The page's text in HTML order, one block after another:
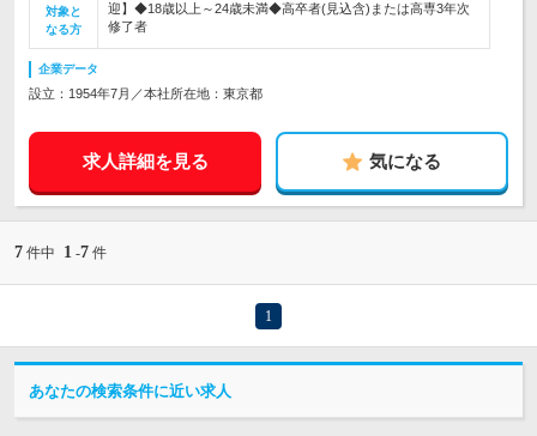
対象と
なる方
迎】◆18歳以上～24歳未満◆高卒者(見込含)または高専3年次
修了者
企業データ
設立：1954年7月／本社所在地：東京都
求人詳細を見る 気になる
7 件中 1 -7 件
1
あなたの検索条件に近い求人